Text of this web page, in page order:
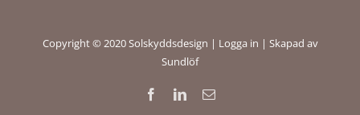
Copyright © 2020 Solskyddsdesign | Logga in | Skapad av
Sundlöf
FacebookLinkedIn
E-